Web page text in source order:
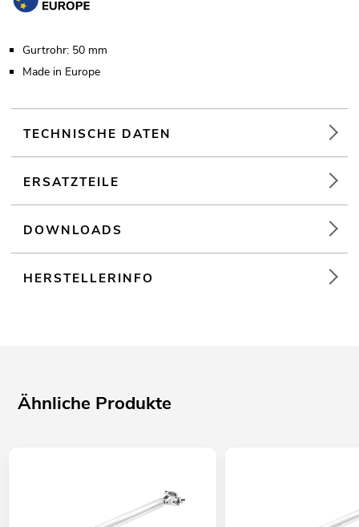
Gurtrohr: 50 mm
Made in Europe
TECHNISCHE DATEN
ERSATZTEILE
DOWNLOADS
HERSTELLERINFO
Ähnliche Produkte